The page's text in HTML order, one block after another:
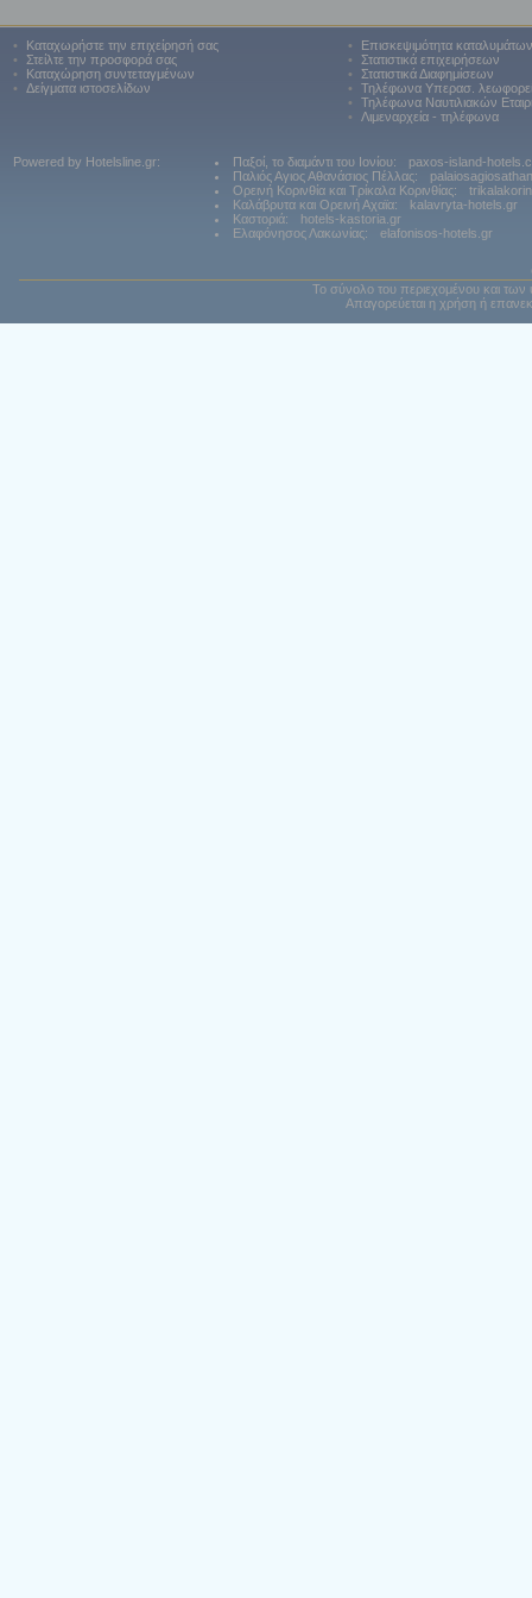
•
Καταχωρήστε την επιχείρησή σας
•
Στείλτε την προσφορά σας
•
Καταχώρηση συντεταγμένων
•
Δείγματα ιστοσελίδων
•
Επισκεψιμότητα καταλυμάτων
•
Στατιστικά επιχειρήσεων
•
Στατιστικά Διαφημίσεων
•
Τηλέφωνα Υπερασ.
•
Τηλέφωνα Ναυτιλιακών
•
Λιμεναρχεία - τηλέφωνα
Powered by Hotelsline.gr: Παξοί, το διαμάντι του Ιονίου:
paxos-island-
Παλιός Αγιος Αθανάσιος Πέλλας:
Ορεινή Κορινθία και Τρίκαλα Κορινθίας:
Καλάβρυτα και Ορεινή Αχαϊα:
kalavryta-hotels.gr
Καστοριά:
hotels-kastoria.gr
Ελαφόνησος Λακωνίας:
elafonisos-hotels.gr
Το σύνολο του περιεχομένου και των
Απαγορεύεται η χρήση ή